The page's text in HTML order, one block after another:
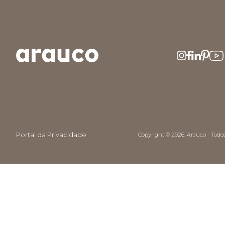
Portal da Privacidade Copyright © 2026. Arauco -